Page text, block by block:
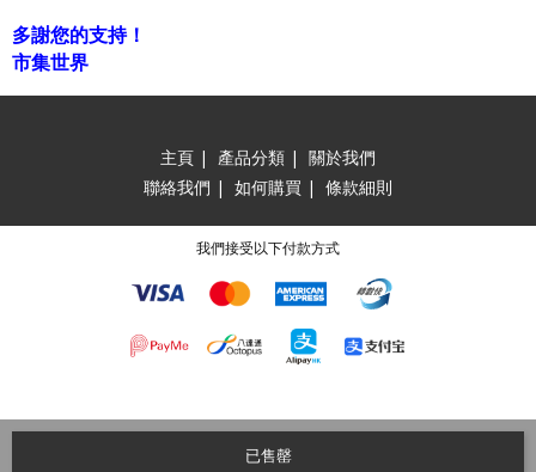
已售罄
多謝您的支持！
市集世界
主頁 | 產品分類 | 關於我們
聯絡我們 | 如何購買 | 條款細則
我們接受以下付款方式